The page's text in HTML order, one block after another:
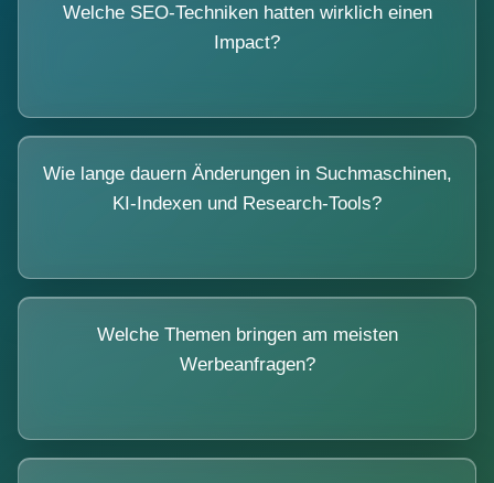
Welche SEO-Techniken hatten wirklich einen
Impact?
Wie lange dauern Änderungen in Suchmaschinen,
KI-Indexen und Research-Tools?
Welche Themen bringen am meisten
Werbeanfragen?